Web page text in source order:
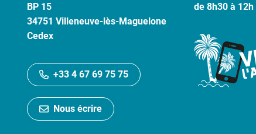
BP 15
34751 Villeneuve-lès-Maguelone
Cedex
+33 4 67 69 75 75
Nous écrire
de 8h30 à